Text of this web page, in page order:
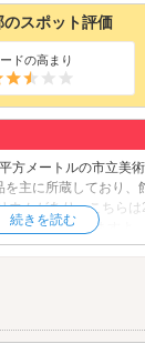
のスポット評価
ドの高まり
方メートルの市立美
主に所蔵しており
ムがあり、こちら
むことができます
とつとなっています